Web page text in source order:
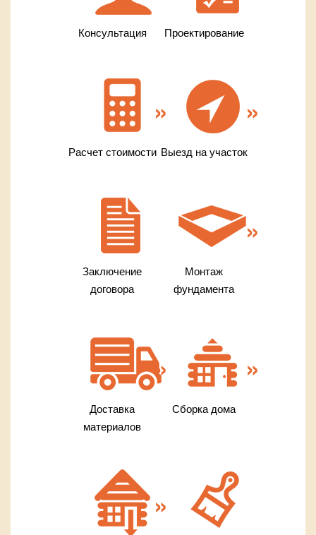
Консультация Проектирование
Расчет стоимости Выезд на участок
Заключение
договора
Монтаж
фундамента
Доставка
материалов
Сборка дома